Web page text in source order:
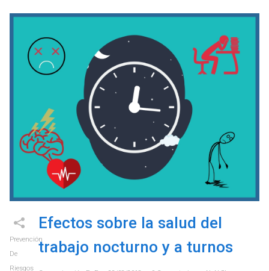
Prevención
De
Riesgos
Efectos sobre la salud del
trabajo nocturno y a turnos